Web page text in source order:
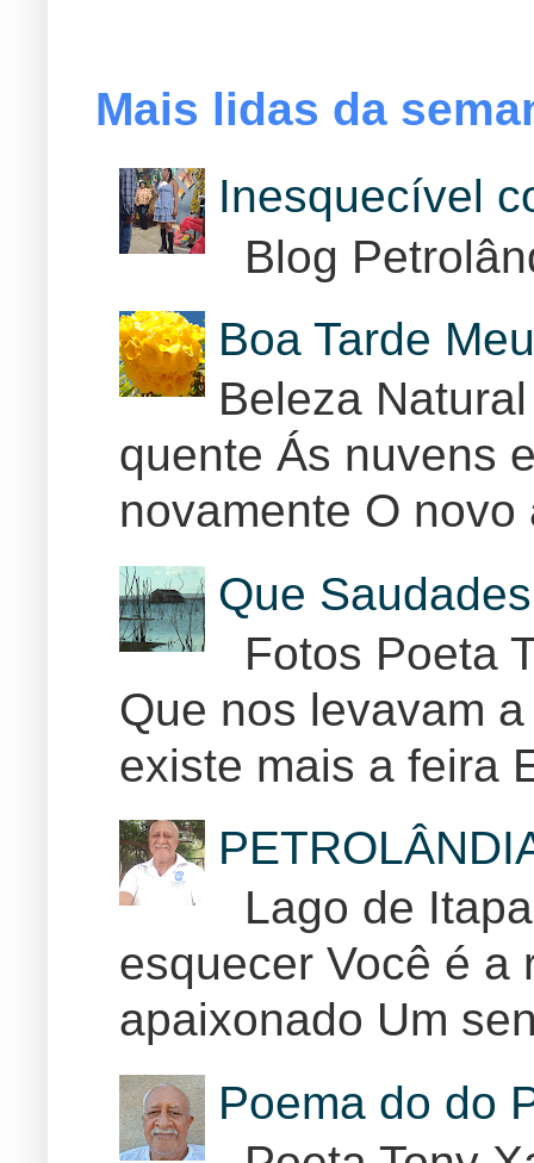
Mais lidas da
Inesquecível
Blog
Boa Tarde
Beleza
quente Ás nuvens
novamente O
Que
Fotos Poeta
Que nos levavam
existe mais a feira
Lago de
esquecer Você é a
apaixonado Um
Poema do do